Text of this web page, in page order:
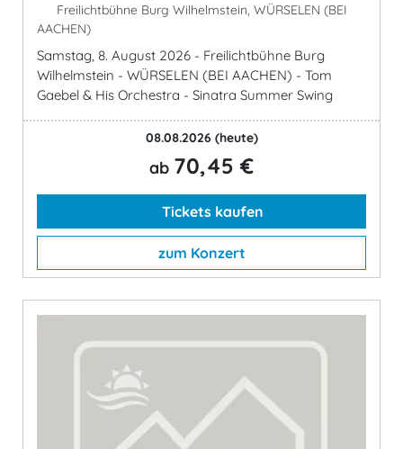
Freilichtbühne Burg Wilhelmstein, WÜRSELEN (BEI
AACHEN)
Samstag, 8. August 2026 - Freilichtbühne Burg
Wilhelmstein - WÜRSELEN (BEI AACHEN) - Tom
Gaebel & His Orchestra - Sinatra Summer Swing
08.08.2026 (heute)
ab 70,45 €
Tickets kaufen
zum Konzert